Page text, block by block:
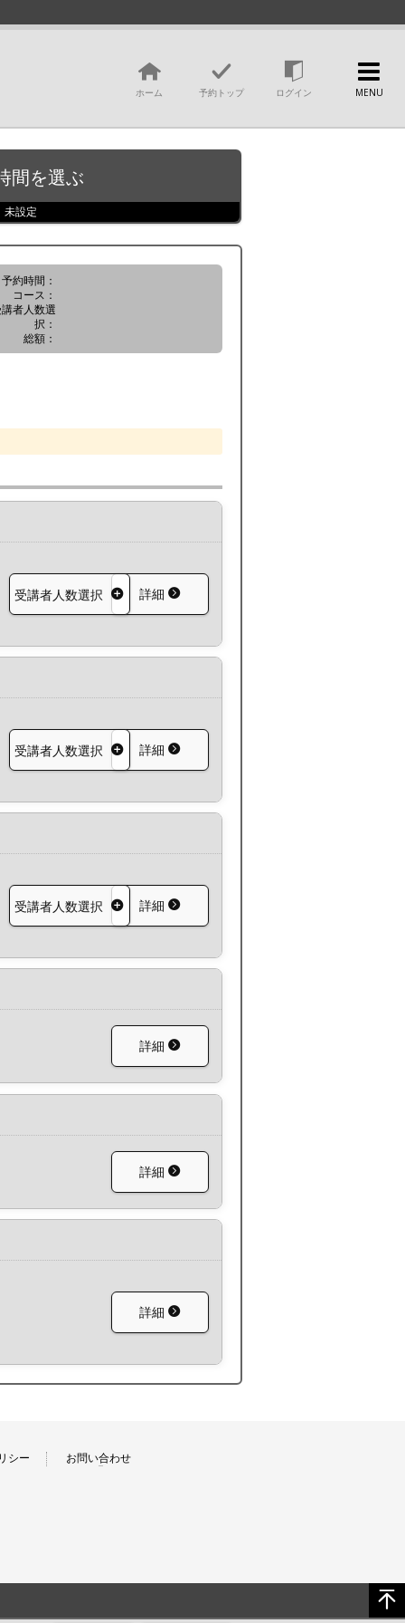
ホーム 予約トップ ログイン MENU
間を選ぶ
未設定
予約時間：
コース：
者人数選
択：
総額：
詳細
受講者人数選択
詳細
受講者人数選択
詳細
受講者人数選択
詳細
詳細
詳細
シー お問い合わせ